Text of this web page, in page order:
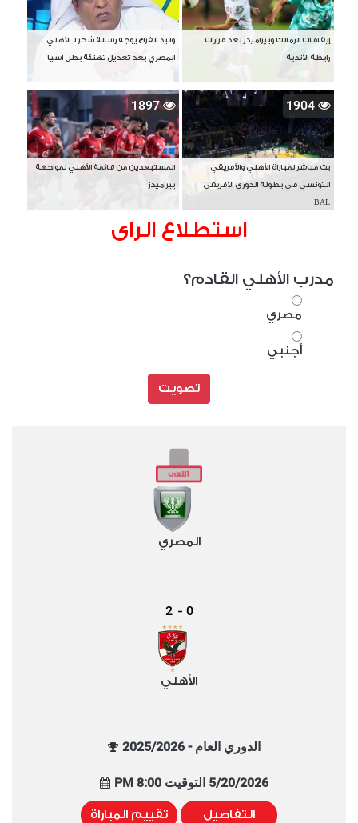
إيقافات الزمالك وبيراميدز بعد قرارات
رابطة الأندية
وليد الفراج يوجه رسالة شكر لـ الأهلي
المصري بعد تعديل تهنئة بطل آسيا
1904
بث مباشر لمباراة الأهلي والأفريقي
التونسي في بطولة الدوري الأفريقي
BAL
1897
المستبعدين من قائمة الأهلي لمواجهة
بيراميدز
استطلاع الراى
مدرب الأهلي القادم؟
مصري
أجنبي
تصويت
المصري
0
-
2
الأهلي
الدوري العام - 2025/2026
5/20/2026 التوقيت 8:00 PM
التفاصيل تقييم المباراة